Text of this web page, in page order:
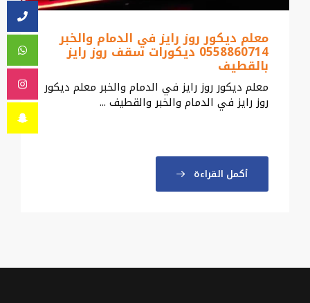
معلم ديكور روز رايز في الدمام والخبر
0558860714 ديكورات سقف روز رايز
بالقطيف
معلم ديكور روز رايز في الدمام والخبر معلم ديكور
روز رايز في الدمام والخبر والقطيف ...
أكمل القراءة